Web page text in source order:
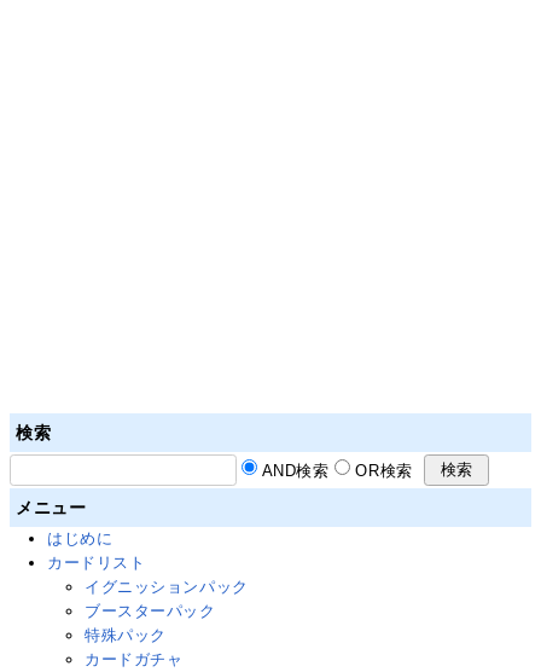
検索
AND検索 OR検索
メニュー
はじめに
カードリスト
イグニッションパック
ブースターパック
特殊パック
カードガチャ